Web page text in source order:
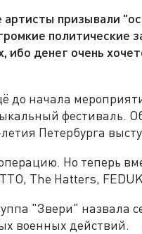
призывали
политические
ибо денег очень
до начала
фестиваль.
Петербурга
Но теперь
The Hatters,
"Звери" назвала
военных действий.